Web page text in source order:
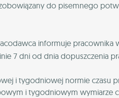
do pisemnego
informuje pracownika
7 dni od dnia dopuszczenia
i tygodniowej normie czasu
i tygodniowym wymiarze